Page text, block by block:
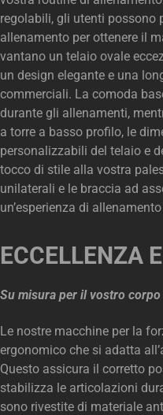
regolabili, gli utenti possono
allenamento per ottenere il
vantano un telaio ovale
un design elegante e una
commerciali. La comoda
durante gli allenamenti,
a torre a basso profilo, le
personalizzabili del telaio e
tocco di stile alla vostra
unilaterali e le braccia ad
un’esperienza di
ECCELLENZA
Su misura per il vostro corpo
Le nostre macchine per la
ergonomico che si adatta
Questo assicura il corretto
stabilizza le articolazioni
sono rivestite di materiale